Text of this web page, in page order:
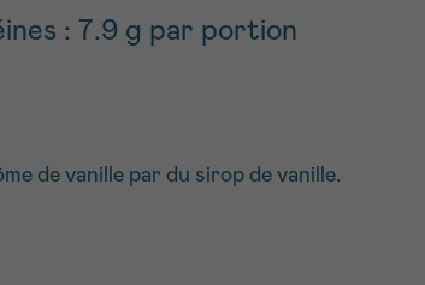
: 7.9 g par portion
de vanille par du sirop de vanille.